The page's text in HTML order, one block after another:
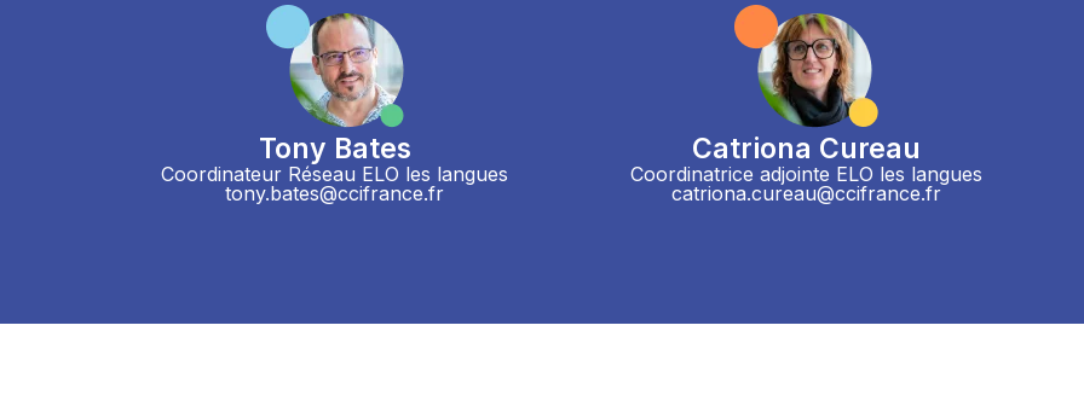
Tony Bates
Coordinateur Réseau ELO les langues
tony.bates@ccifrance.fr
Catriona Cureau
Coordinatrice adjointe ELO les langues
catriona.cureau@ccifrance.fr